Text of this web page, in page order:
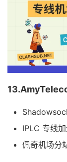
IPLC 专线
佩奇机场分